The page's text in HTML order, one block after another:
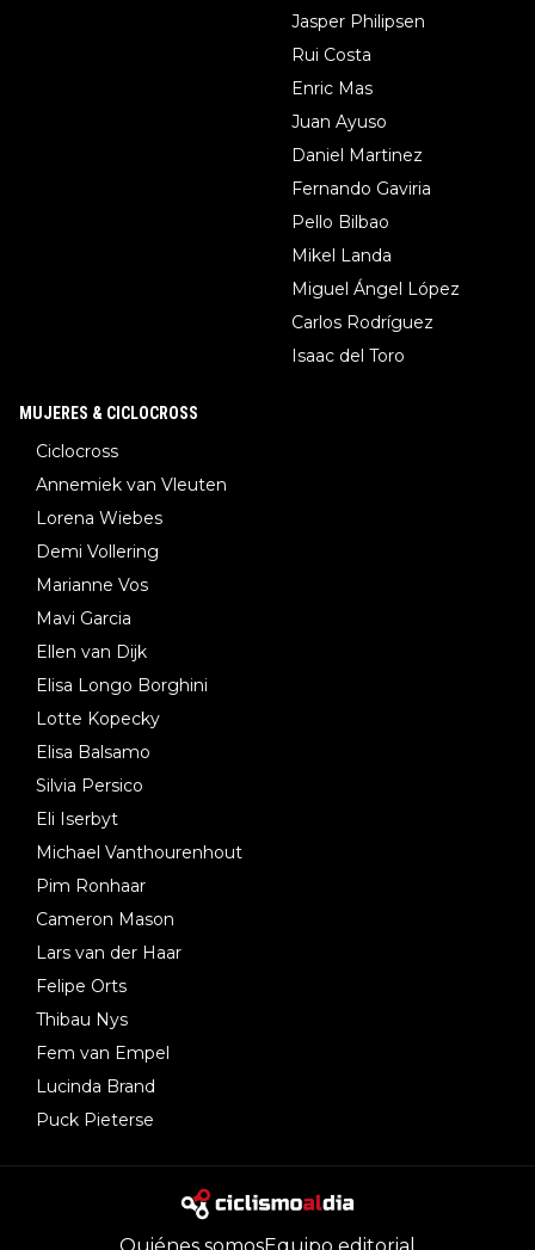
Jasper Philipsen
Rui Costa
Enric Mas
Juan Ayuso
Daniel Martinez
Fernando Gaviria
Pello Bilbao
Mikel Landa
Miguel Ángel López
Carlos Rodríguez
Isaac del Toro
MUJERES & CICLOCROSS
Ciclocross
Annemiek van Vleuten
Lorena Wiebes
Demi Vollering
Marianne Vos
Mavi Garcia
Ellen van Dijk
Elisa Longo Borghini
Lotte Kopecky
Elisa Balsamo
Silvia Persico
Eli Iserbyt
Michael Vanthourenhout
Pim Ronhaar
Cameron Mason
Lars van der Haar
Felipe Orts
Thibau Nys
Fem van Empel
Lucinda Brand
Puck Pieterse